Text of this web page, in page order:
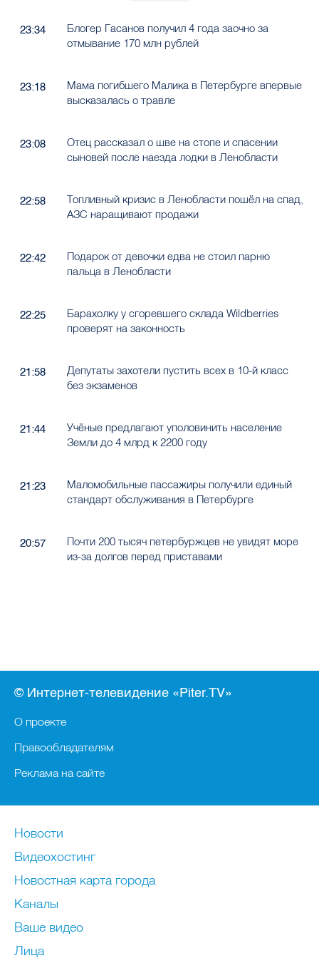
23:34
Блогер Гасанов получил 4 года заочно за
отмывание 170 млн рублей
23:18
Мама погибшего Малика в Петербурге впервые
высказалась о травле
23:08
Отец рассказал о шве на стопе и спасении
сыновей после наезда лодки в Ленобласти
22:58
Топливный кризис в Ленобласти пошёл на спад,
АЗС наращивают продажи
22:42
Подарок от девочки едва не стоил парню
пальца в Ленобласти
22:25
Барахолку у сгоревшего склада Wildberries
проверят на законность
21:58
Депутаты захотели пустить всех в 10-й класс
без экзаменов
21:44
Учёные предлагают уполовинить население
Земли до 4 млрд к 2200 году
21:23
Маломобильные пассажиры получили единый
стандарт обслуживания в Петербурге
20:57
Почти 200 тысяч петербуржцев не увидят море
из-за долгов перед приставами
© Интернет-телевидение «Piter.TV»
О проекте
Правообладателям
Реклама на сайте
Новости
Видеохостинг
Новостная карта города
Каналы
Ваше видео
Лица